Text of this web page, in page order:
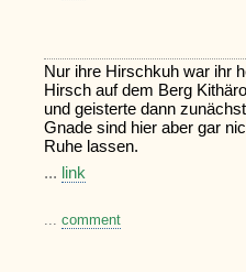
Nur ihre Hirschkuh war ihr
Hirsch auf dem Berg
und geisterte dann
Gnade sind hier aber gar
Ruhe lassen.
... link
... comment